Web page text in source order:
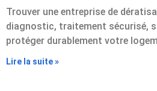
Trouver une entreprise de
diagnostic, traitement sécurisé,
protéger durablement votre
Lire la suite »